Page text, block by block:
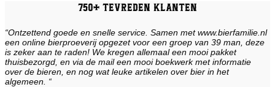
750+ tevreden klanten
“Ontzettend goede en snelle service. Samen met www.bierfamilie.nl
een online bierproeverij opgezet voor een groep van 39 man, deze
is zeker aan te raden! We kregen allemaal een mooi pakket
thuisbezorgd, en via de mail een mooi boekwerk met informatie
over de bieren, en nog wat leuke artikelen over bier in het
algemeen. “